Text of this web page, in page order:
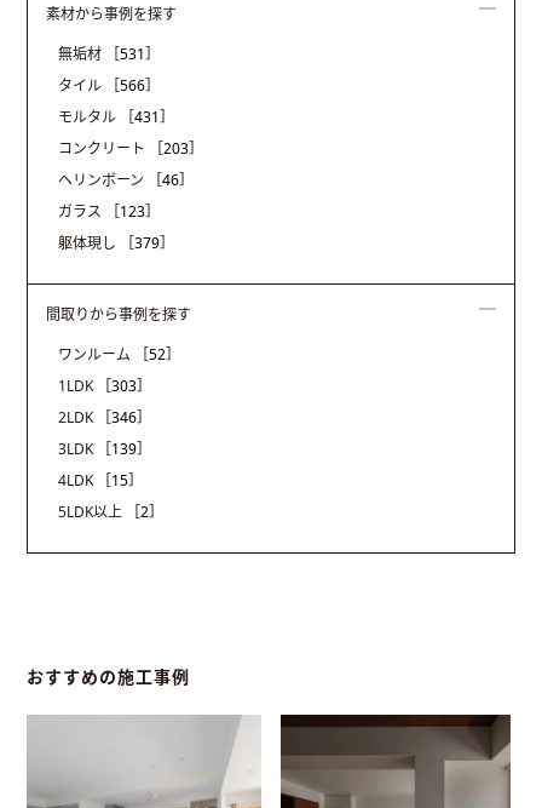
素材から事例を探す
無垢材
［531］
タイル
［566］
モルタル
［431］
コンクリート
［203］
ヘリンボーン
［46］
ガラス
［123］
躯体現し
［379］
間取りから事例を探す
ワンルーム
［52］
1LDK
［303］
2LDK
［346］
3LDK
［139］
4LDK
［15］
5LDK以上
［2］
おすすめの施工事例